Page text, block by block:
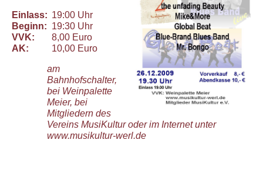
Einlass: 19:00 Uhr
Beginn: 19:30 Uhr
VVK:
8,00 Euro
AK:
10,00 Euro
am
Bahnhofschalter,
bei Weinpalette
Meier, bei
Mitgliedern des
Vereins MusiKultur oder im Internet unter
www.musikultur-werl.de